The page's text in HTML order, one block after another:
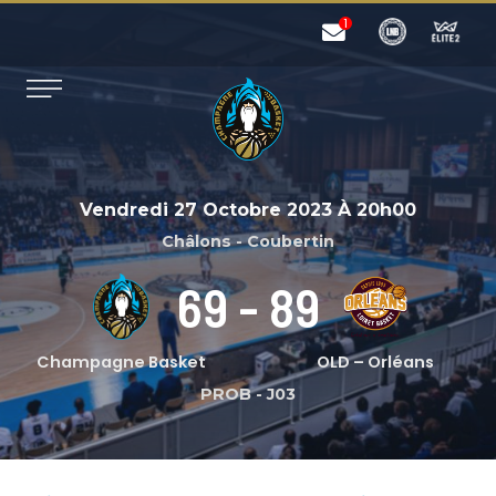
Vendredi 27 Octobre 2023À 20h00
Châlons - Coubertin
Champagne Basket
69- 89
OLD – Orléans
PROB-J03